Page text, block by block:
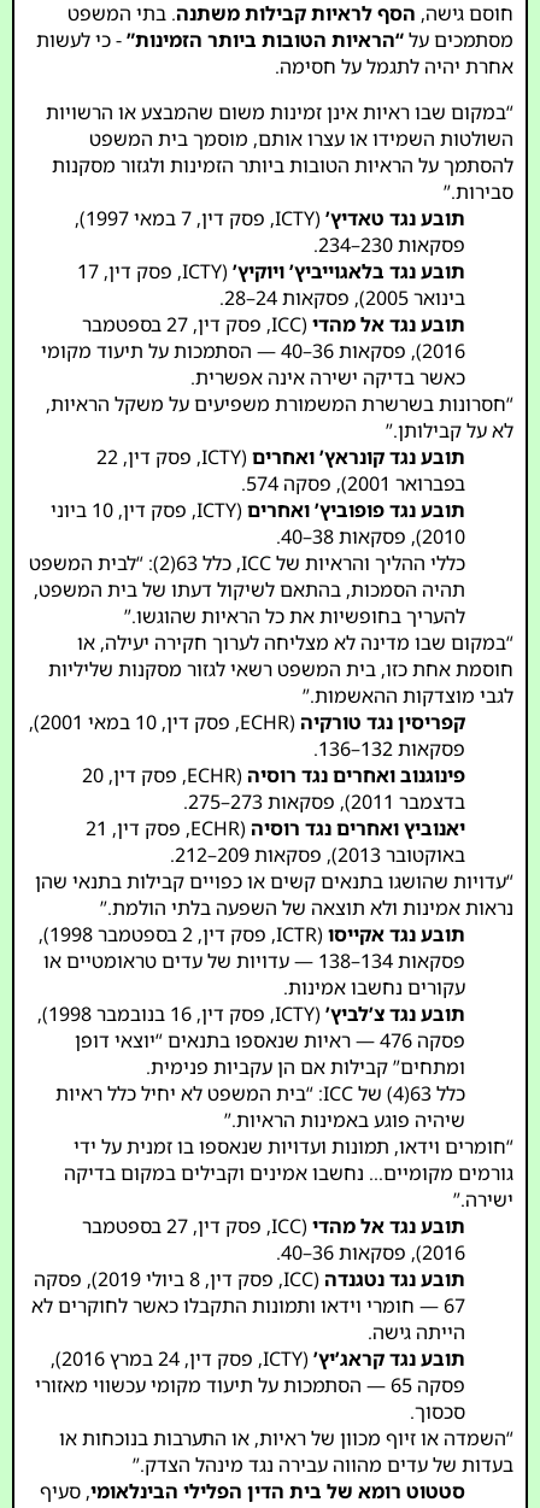
חוסם גישה, הסף לראיות קבילות משתנה. בתי המשפט
מסתמכים על“הראיות הטובות ביותר הזמינות”- כי לעשות
אחרת יהיה לתגמל על חסימה.
“במקום שבו ראיות אינן זמינות משום שהמבצע או הרשויות
השולטות השמידו או עצרו אותם, מוסמך בית המשפט
להסתמך על הראיות הטובות ביותר הזמינות ולגזור מסקנות
סבירות.”
תובע נגד טאדיץ’
(ICTY, פסק דין, 7 במאי 1997),
פסקאות 230–234.
תובע נגד בלאגוייביץ’ ויוקיץ’
(ICTY, פסק דין, 17
בינואר 2005), פסקאות 24–28.
תובע נגד אל מהדי
(ICC, פסק דין, 27 בספטמבר
2016), פסקאות 36–40 — הסתמכות על תיעוד מקומי
כאשר בדיקה ישירה אינה אפשרית.
“חסרונות בשרשרת המשמורת משפיעים על משקל הראיות,
לא על קבילותן.”
תובע נגד קונראץ’ ואחרים
(ICTY, פסק דין, 22
בפברואר 2001), פסקה 574.
תובע נגד פופוביץ’ ואחרים
(ICTY, פסק דין, 10 ביוני
2010), פסקאות 38–40.
כללי ההליך והראיות של ICC, כלל 63(2): “לבית המשפט
תהיה הסמכות, בהתאם לשיקול דעתו של בית המשפט,
להעריך בחופשיות את כל הראיות שהוגשו.”
“במקום שבו מדינה לא מצליחה לערוך חקירה יעילה, או
חוסמת אחת כזו, בית המשפט רשאי לגזור מסקנות שליליות
לגבי מוצדקות ההאשמות.”
קפריסין נגד טורקיה
(ECHR, פסק דין, 10 במאי 2001),
פסקאות 132–136.
פינוגנוב ואחרים נגד רוסיה
(ECHR, פסק דין, 20
בדצמבר 2011), פסקאות 273–275.
יאנוביץ ואחרים נגד רוסיה
(ECHR, פסק דין, 21
באוקטובר 2013), פסקאות 209–212.
“עדויות שהושגו בתנאים קשים או כפויים קבילות בתנאי שהן
נראות אמינות ולא תוצאה של השפעה בלתי הולמת.”
תובע נגד אקייסו
(ICTR, פסק דין, 2 בספטמבר 1998),
פסקאות 134–138 — עדויות של עדים טראומטיים או
עקורים נחשבו אמינות.
תובע נגד צ’לביץ’
(ICTY, פסק דין, 16 בנובמבר 1998),
פסקה 476 — ראיות שנאספו בתנאים “יוצאי דופן
ומתחים” קבילות אם הן עקביות פנימית.
כלל 63(4) של ICC: “בית המשפט לא יחיל כלל ראיות
שיהיה פוגע באמינות הראיות.”
“חומרים וידאו, תמונות ועדויות שנאספו בו זמנית על ידי
גורמים מקומיים… נחשבו אמינים וקבילים במקום בדיקה
ישירה.”
תובע נגד אל מהדי
(ICC, פסק דין, 27 בספטמבר
2016), פסקאות 36–40.
תובע נגד נטגנדה
(ICC, פסק דין, 8 ביולי 2019), פסקה
67 — חומרי וידאו ותמונות התקבלו כאשר לחוקרים לא
הייתה גישה.
תובע נגד קראג’יץ’
(ICTY, פסק דין, 24 במרץ 2016),
פסקה 65 — הסתמכות על תיעוד מקומי עכשווי מאזורי
סכסוך.
“השמדה או זיוף מכוון של ראיות, או התערבות בנוכחות או
בעדות של עדים מהווה עבירה נגד מינהל הצדק.”
סטטוט רומא של בית הדין הפלילי הבינלאומי, סעיף